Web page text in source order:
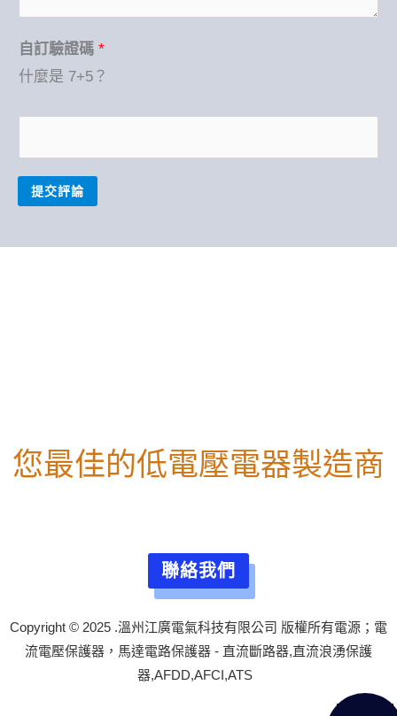
訂
驗
證
自訂驗證碼 *
什麼是 7+5？
提交評論
您最佳的低電壓電器製造商
聯絡我們
Copyright © 2025 .溫州江廣電氣科技有限公司 版權所有電源；電
流電壓保護器，馬達電路保護器 - 直流斷路器,直流浪湧保護
器,AFDD,AFCI,ATS